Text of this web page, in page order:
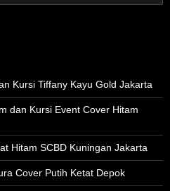
Kursi Tiffany Kayu Gold Jakarta
dan Kursi Event Cover Hitam
Hitam SCBD Kuningan Jakarta
Cover Putih Ketat Depok